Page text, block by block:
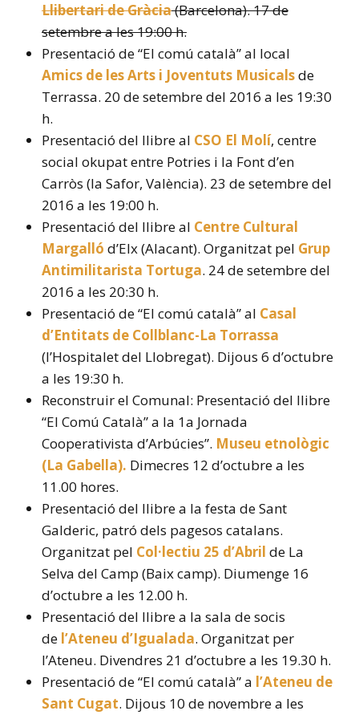
Llibertari de Gràcia(Barcelona). 17 de
setembre a les 19:00 h.
Presentació de “El comú català” al local
Amics de les Arts i Joventuts Musicalsde
Terrassa. 20 de setembre del 2016 a les 19:30
h.
Presentació del llibre al CSO El Molí, centre
social okupat entre Potries i la Font d’en
Carròs (la Safor, València). 23 de setembre del
2016 a les 19:00 h.
Presentació del llibre al Centre Cultural
Margalló d’Elx (Alacant). Organitzat pel Grup
Antimilitarista Tortuga. 24 de setembre del
2016 a les 20:30 h.
Presentació de “El comú català” al Casal
d’Entitats de Collblanc-La Torrassa
(l’Hospitalet del Llobregat). Dijous 6 d’octubre
a les 19:30 h.
Reconstruir el Comunal: Presentació del llibre
“El Comú Català” a la 1a Jornada
Cooperativista d’Arbúcies”. Museu etnològic
(La Gabella). Dimecres 12 d’octubre a les
11.00 hores.
Presentació del llibre a la festa de Sant
Galderic, patró dels pagesos catalans.
Organitzat pel Col·lectiu 25 d’Abril de La
Selva del Camp (Baix camp). Diumenge 16
d’octubre a les 12.00 h.
Presentació del llibre a la sala de socis
de l’Ateneu d’Igualada. Organitzat per
l’Ateneu. Divendres 21 d’octubre a les 19.30 h.
Presentació de “El comú català” a l’Ateneu de
Sant Cugat. Dijous 10 de novembre a les